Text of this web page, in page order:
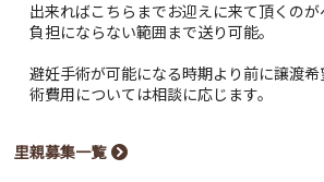
出来ればこちらまでお迎えに来て頂くの
負担にならない範囲まで送り可能。
避妊手術が可能になる時期より前に譲渡
術費用については相談に応じます。
里親募集一覧